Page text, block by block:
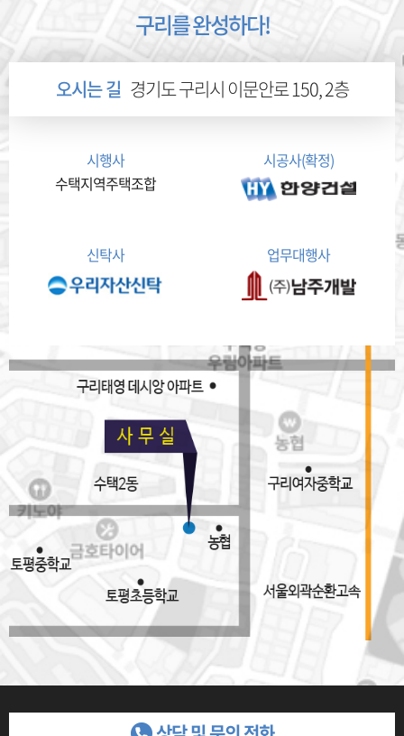
구리를 완성하다!
오시는 길 경기도 구리시 이문안로 150, 2층
시행사
수택지역주택조합
시공사(확정)
신탁사 업무대행사